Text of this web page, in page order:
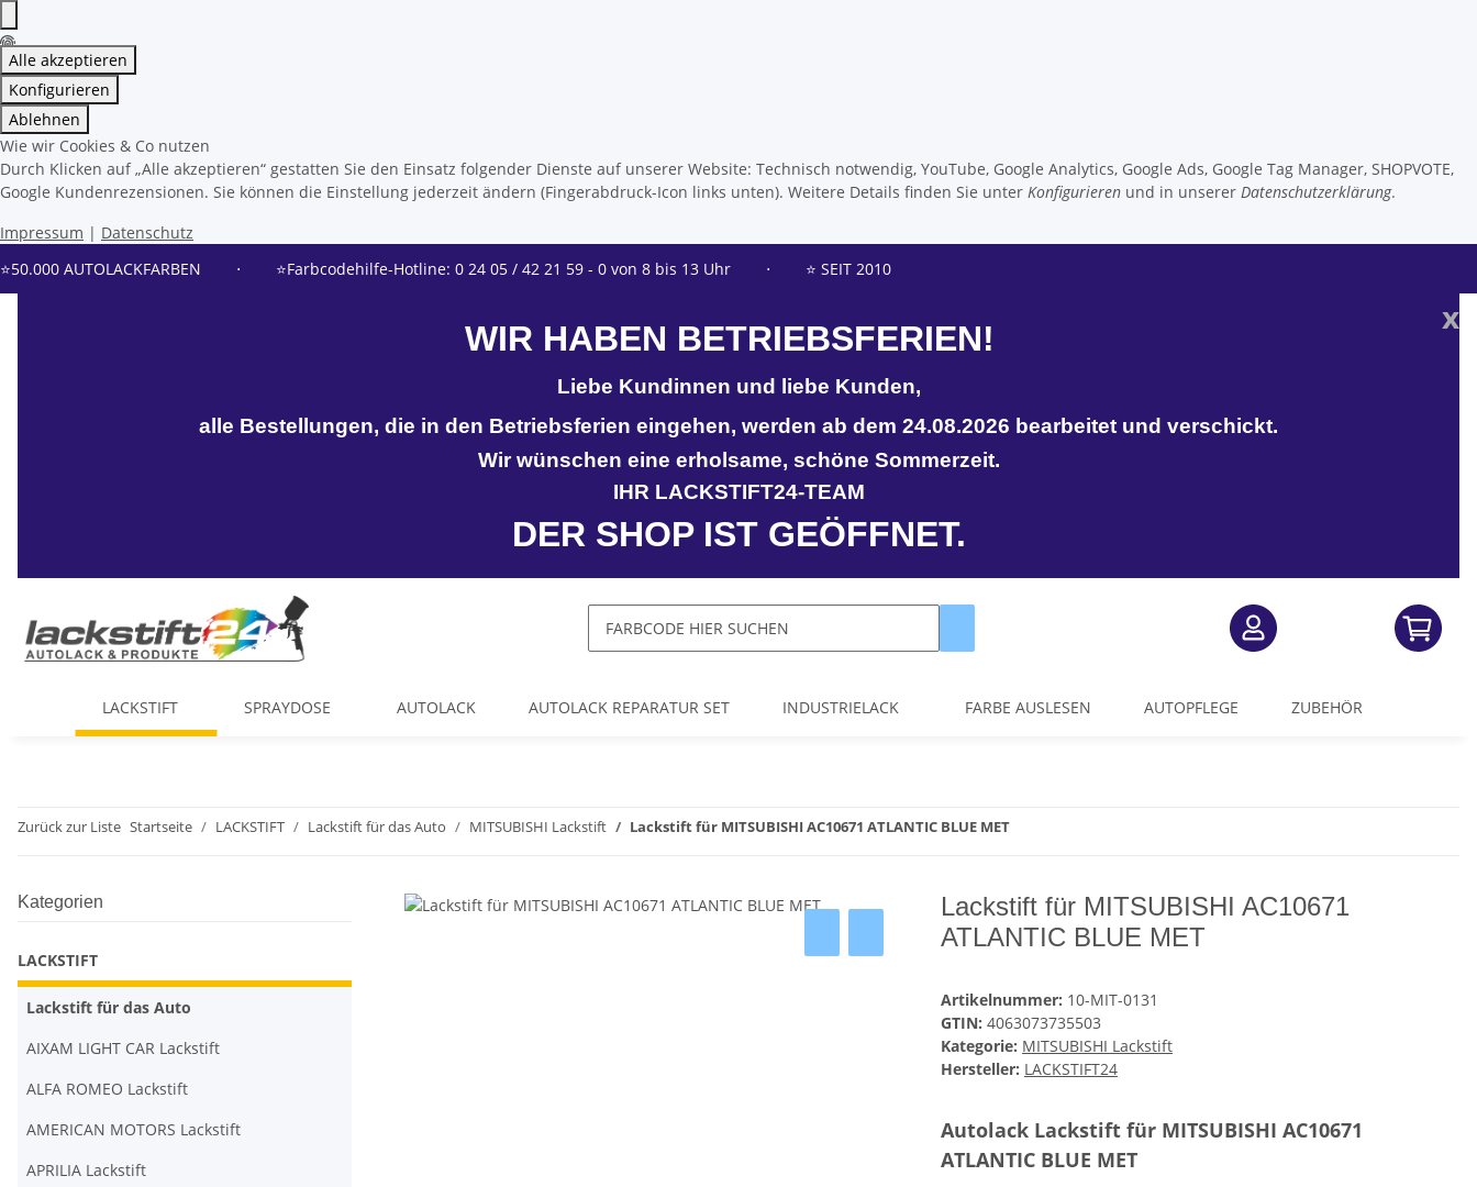
Alle akzeptieren
Konfigurieren
Ablehnen
Wie wir Cookies & Co nutzen
Durch Klicken auf „Alle akzeptieren“ gestatten Sie den Einsatz folgender Dienste auf unserer Website: Technisch notwendig, YouTube, Google Analytics, Google Ads, Google Tag Manager, SHOPVOTE,
Google Kundenrezensionen. Sie können die Einstellung jederzeit ändern (Fingerabdruck-Icon links unten). Weitere Details finden Sie unter Konfigurieren und in unserer Datenschutzerklärung.
Impressum | Datenschutz
⭐50.000 AUTOLACKFARBEN
⋅ ⭐Farbcodehilfe-Hotline: 0 24 05 / 42 21 59 - 0 von 8 bis 13 Uhr ⋅ ⭐ SEIT 2010
x
WIR HABEN BETRIEBSFERIEN!
Liebe Kundinnen und liebe Kunden,
alle Bestellungen, die in den Betriebsferien eingehen, werden ab dem 24.08.2026 bearbeitet und verschickt.
Wir wünschen eine erholsame, schöne Sommerzeit.
IHR LACKSTIFT24-TEAM
DER SHOP IST GEÖFFNET.
LACKSTIFT SPRAYDOSE AUTOLACK AUTOLACK REPARATUR SET INDUSTRIELACK FARBE AUSLESEN AUTOPFLEGE ZUBEHÖR
Zurück zur Liste Startseite LACKSTIFT Lackstift für das Auto MITSUBISHI Lackstift Lackstift für MITSUBISHI AC10671 ATLANTIC BLUE MET
Lackstift für MITSUBISHI AC10671
ATLANTIC BLUE MET
Artikelnummer: 10-MIT-0131
GTIN: 4063073735503
Kategorie: MITSUBISHI Lackstift
Hersteller: LACKSTIFT24
Autolack Lackstift für MITSUBISHI AC10671
ATLANTIC BLUE MET
Kategorien
LACKSTIFT
Lackstift für das Auto
AIXAM LIGHT CAR Lackstift
ALFA ROMEO Lackstift
AMERICAN MOTORS Lackstift
APRILIA Lackstift